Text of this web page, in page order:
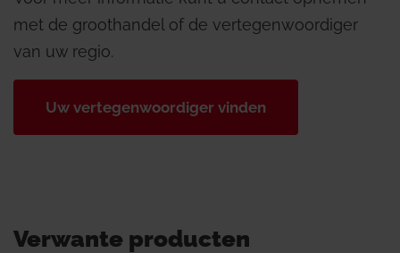
met de groothandel of de vertegenwoordiger
van uw regio.
Uw vertegenwoordiger vinden
Verwante producten